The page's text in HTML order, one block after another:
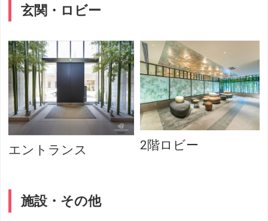
玄関・ロビー
エントランス 2階ロビー
施設・その他